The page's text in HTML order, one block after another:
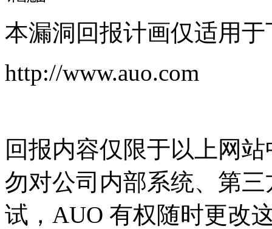
本漏洞回报计画仅适用
http://www.auo.com
回报内容仅限于以上网
勿对公司内部系统、第
试，AUO 有权随时更改